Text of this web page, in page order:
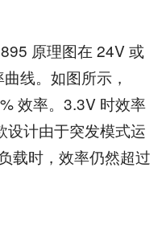
原理图在 24V 或
线。如图所示，
效率。3.3V 时效率
设计由于突发模式运
载时，效率仍然超过